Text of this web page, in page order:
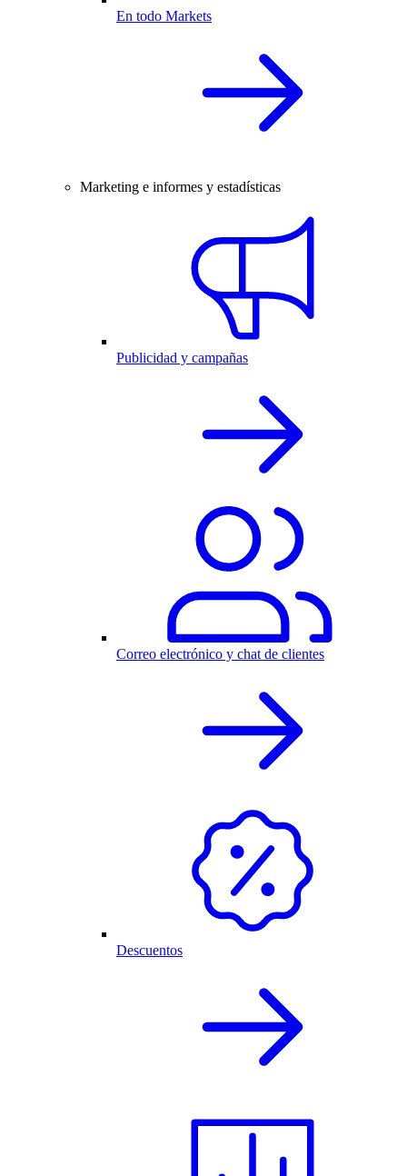
En todo Markets
Marketing e informes y estadísticas
Publicidad y campañas
Correo electrónico y chat de clientes
Descuentos